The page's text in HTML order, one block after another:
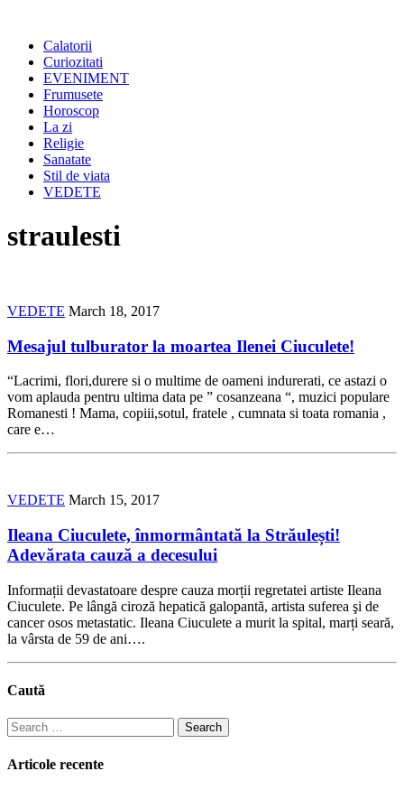
Calatorii
Curiozitati
EVENIMENT
Frumusete
Horoscop
La zi
Religie
Sanatate
Stil de viata
VEDETE
straulesti
VEDETE March 18, 2017
Mesajul tulburator la moartea Ilenei Ciuculete!
“Lacrimi, flori,durere si o multime de oameni indurerati, ce astazi o
vom aplauda pentru ultima data pe ” cosanzeana “, muzici populare
Romanesti ! Mama, copiii,sotul, fratele , cumnata si toata romania ,
care e…
VEDETE March 15, 2017
Ileana Ciuculete, înmormântată la Străulești!
Adevărata cauză a decesului
Informații devastatoare despre cauza morții regretatei artiste Ileana
Ciuculete. Pe lângă ciroză hepatică galopantă, artista suferea şi de
cancer osos metastatic. Ileana Ciuculete a murit la spital, marți seară,
la vârsta de 59 de ani….
Caută
Search
for:
Articole recente